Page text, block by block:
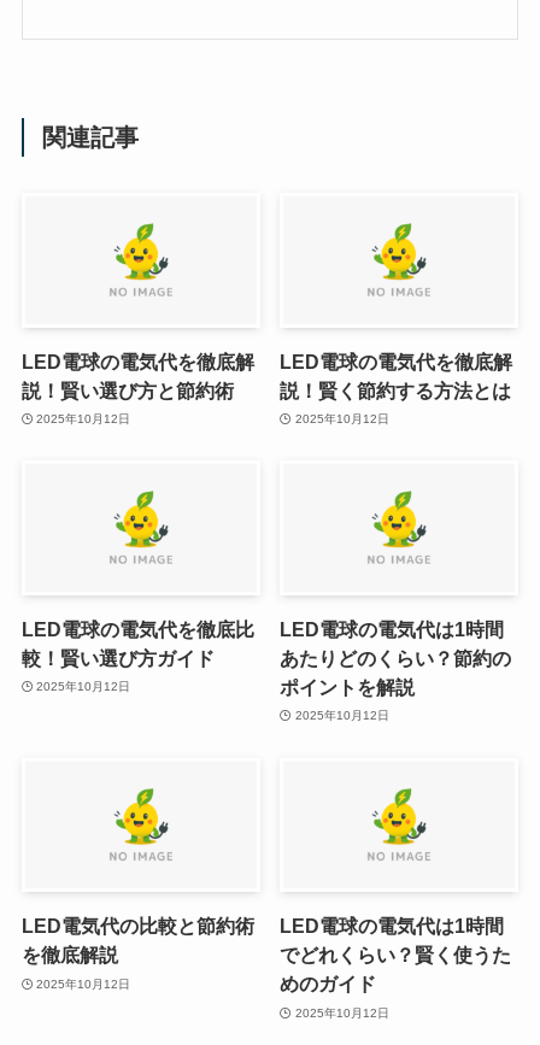
関連記事
LED電球の電気代を徹底解
説！賢い選び方と節約術
2025年10月12日
LED電球の電気代を徹底解
説！賢く節約する方法とは
2025年10月12日
LED電球の電気代を徹底比
較！賢い選び方ガイド
2025年10月12日
LED電球の電気代は1時間
あたりどのくらい？節約の
ポイントを解説
2025年10月12日
LED電気代の比較と節約術
を徹底解説
2025年10月12日
LED電球の電気代は1時間
でどれくらい？賢く使うた
めのガイド
2025年10月12日